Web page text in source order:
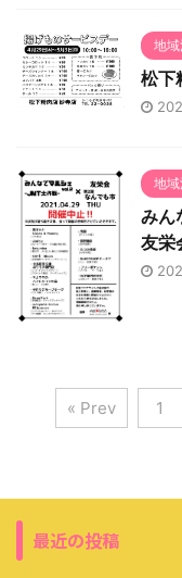
地
松下
地
みん
友栄
« Prev 1
最近の投稿